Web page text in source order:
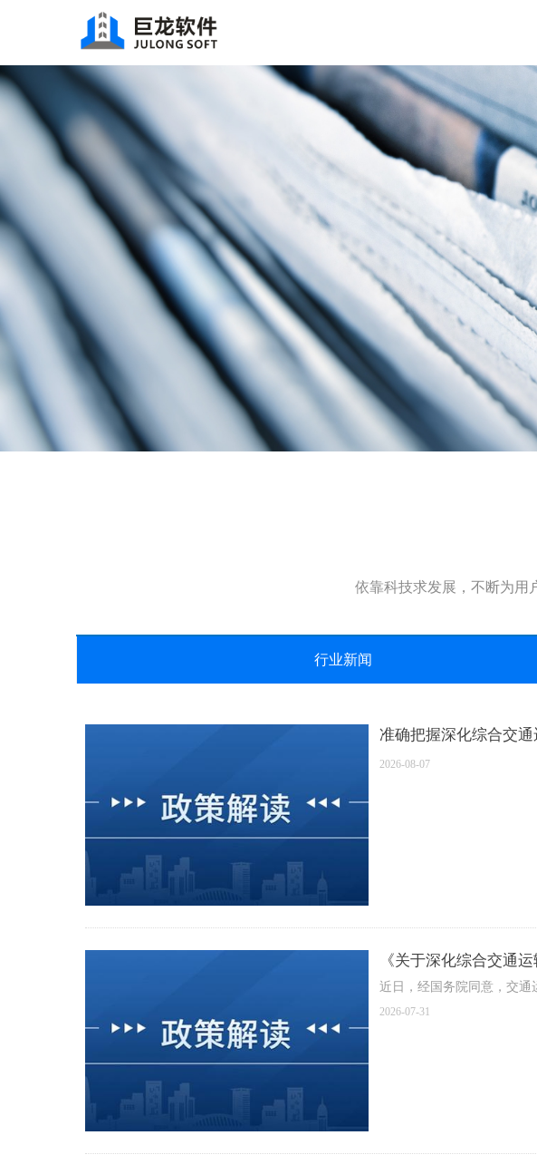
依靠科技求发展，不断为用
行业新闻
准确把握深化综合交
2026-08-07
《关于深化综合交通
近日，经国务院同意，交通
2026-07-31